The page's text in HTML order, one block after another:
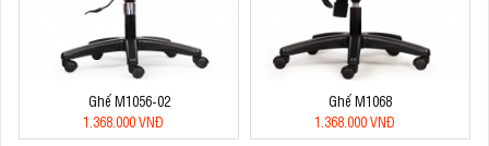
Ghế M1056-02
1.368.000 VNĐ
Ghế M1068
1.368.000 VNĐ